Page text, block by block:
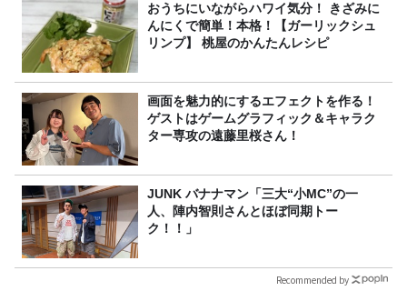
おうちにいながらハワイ気分！ きざみに
んにくで簡単！本格！【ガーリックシュ
リンプ】 桃屋のかんたんレシピ
画面を魅力的にするエフェクトを作る！
ゲストはゲームグラフィック＆キャラク
ター専攻の遠藤里桜さん！
JUNK バナナマン「三大“小MC”の一
人、陣内智則さんとほぼ同期トー
ク！！」
Recommended by